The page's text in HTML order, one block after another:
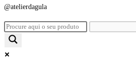
@atelierdagula